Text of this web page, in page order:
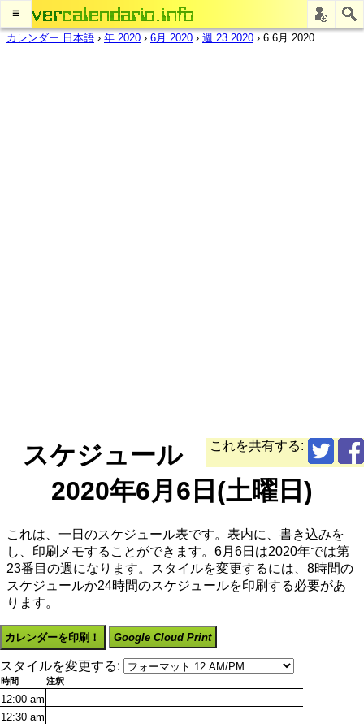
≡
カレンダー 日本語 › 年 2020 › 6月 2020 › 週 23 2020 › 6 6月 2020
これを共有する:
スケジュール
2020年6月6日(土曜日)
これは、一日のスケジュール表です。表内に、書き込みを
し、印刷メモすることができます。6月6日は2020年では第
23番目の週になります。スタイルを変更するには、8時間の
スケジュールか24時間のスケジュールを印刷する必要があ
ります。
カレンダーを印刷！ Google Cloud Print
スタイルを変更する:
時間 注釈
12:00 am
12:30 am